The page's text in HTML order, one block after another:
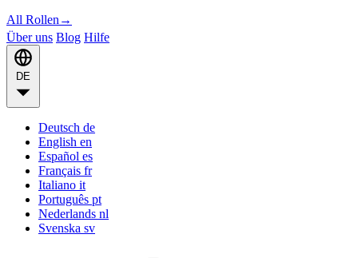
All Rollen →
Über uns Blog Hilfe
Deutsch de
English en
Español es
Français fr
Italiano it
Português pt
Nederlands nl
Svenska sv